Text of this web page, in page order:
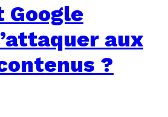
Google
aux
?